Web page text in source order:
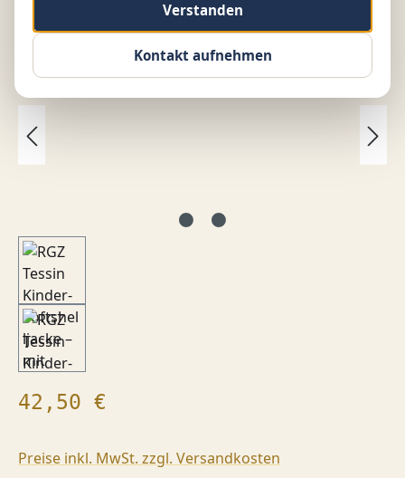
Verstanden
Kontakt aufnehmen
Bildergalerie überspringen
Regulärer Preis:
42,50 €
Preise inkl. MwSt. zzgl. Versandkosten